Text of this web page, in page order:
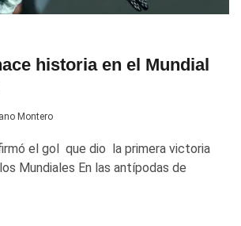
historia en el Mundial
Montero
el gol que dio la primera victoria
Mundiales En las antípodas de